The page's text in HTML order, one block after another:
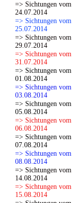
=> Sichtungen vom
24.07.2014
=> Sichtungen vom
25.07.2014
=> Sichtungen vom
29.07.2014
=> Sichtungen vom
31.07.2014
=> Sichtungen vom
01.08.2014
=> Sichtungen vom
03.08.2014
=> Sichtungen vom
05.08.2014
=> Sichtungen vom
06.08.2014
=> Sichtungen vom
07.08.2014
=> Sichtungen vom
08.08.2014
=> Sichtungen vom
14.08.2014
=> Sichtungen vom
15.08.2014